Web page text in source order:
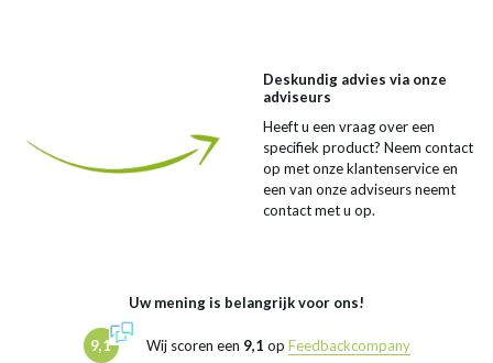
Deskundig advies via onze
adviseurs
Heeft u een vraag over een
specifiek product? Neem contact
op met onze klantenservice en
een van onze adviseurs neemt
contact met u op.
Uw mening is belangrijk voor ons!
9,1 Wij scoren een 9,1 op Feedbackcompany